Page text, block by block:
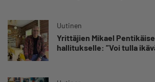
Uutinen
Yrittäjien Mikael
hallitukselle: ”Voi tulla